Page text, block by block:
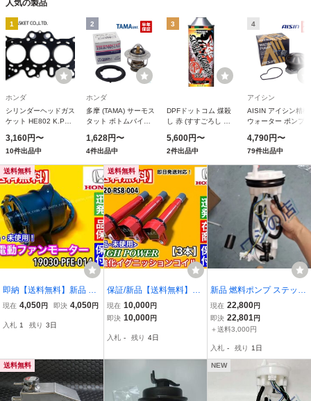
人気の製品
1
ホンダ
シリンダーヘッドガス
ケット HE802 K.Pガ
3,160円〜
10件出品中
2
ホンダ
多摩 (TAMA) サーモス
タット ボトムバイパ
WV52BC-78
1,628円〜
4件出品中
3
DPFドットコム 煤殺
し 赤 (すすごろし あ
DPD DPR 洗浄再生ク
リーナー (DPF再生促
進剤) (単品)
5,600円〜
2件出品中
4
アイシン
AISIN アイシン精機
ウォーター ポンプ
ONE エヌワン JG1
JG2 19210-R9G-
1個 アイシン 交換用
4,790円〜
79件出品中
送料無料
即納【送料無料】新品 電
動 ファン モーター 1個
M1 HM3 HM4 HJ1 HJ2】
現在 4,050円 即決 4,050円
入札 1 残り 3日
送料無料
保証/新品【送料無料】ハ
イパワー 強化 イグニッシ
ョンコイル 3本【バモス
2】E07Z 30520-RS8-004
現在 10,000円
即決 10,000円
入札 - 残り 4日
新品 燃料ポンプ ステップ
ワゴン RK1 RK2 RK3 RK
4 RK5 フィルター・レギ
ュレター付 17708-SZW-0
月保証
現在 22,800円
即決 22,801円
＋送料3,000円
入札 - 残り 1日
送料無料 NEW